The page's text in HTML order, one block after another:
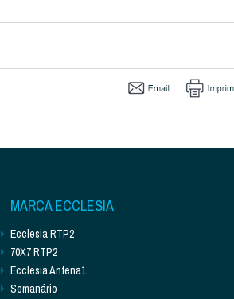
MARCA ECCLESIA
Ecclesia RTP2
70X7 RTP2
Ecclesia Antena1
Semanário